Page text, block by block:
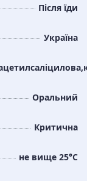
Після їди
Україна
Оральний
Критична
не вище 25°C